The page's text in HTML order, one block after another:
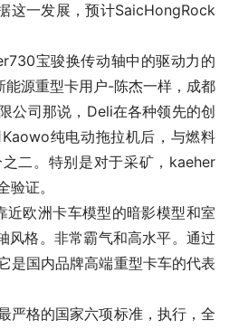
这一发展，预计SaicHongRock
宝骏换传动轴中的驱动力的
源重型卡用户-陈杰一样，成都
公司那说，Deli在各种领先的创
纯电动拖拉机后，与燃料
二。特别是对于采矿，kaeher
验证。
近欧洲卡车模型的暗影模型和室
风格。非常霸气和高水平。通过
是国内品牌高端重型卡车的代表
严格的国家六项标准，执行，全